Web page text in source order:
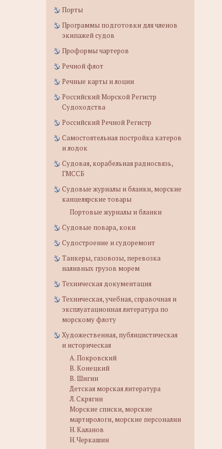
Порты
Программы подготовки для членов
экипажей судов
Проформы чартеров
Речной флот
Речные карты и лоции
Российский Морской Регистр
Судоходства
Российский Речной Регистр
Самостоятельная постройка катеров
и лодок
Судовая, корабельная радиосвязь,
ГМССБ
Судовые журналы и бланки, морские
канцелярские товары
Портовые журналы и бланки
Судовые повара, коки
Судостроение и судоремонт
Танкеры, газовозы, перевозка
наливных грузов морем
Техническая документация
Техническая, учебная, справочная и
эксплуатационная литература по
морскому флоту
Художественная, публицистическая
и историческая
А. Покровский
В. Конецкий
В. Шигин
Детская морская литература
Л. Скрягин
Морские списки, морские
мартирологи, морские персоналии
Н. Каланов
Н. Черкашин